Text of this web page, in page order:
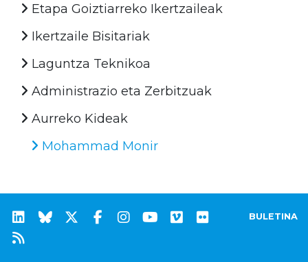
Etapa Goiztiarreko Ikertzaileak
Ikertzaile Bisitariak
Laguntza Teknikoa
Administrazio eta Zerbitzuak
Aurreko Kideak
Mohammad Monir
BULETINA